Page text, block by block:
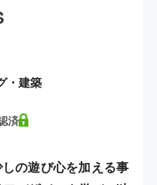
・建築
済
の遊び心を加える事